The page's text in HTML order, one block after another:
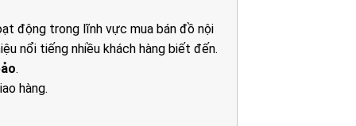
động trong lĩnh vực mua bán đồ nội
nổi tiếng nhiều khách hàng biết đến.
.
hàng.